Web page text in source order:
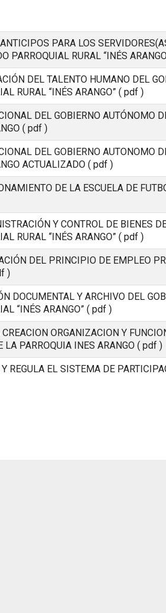
PARA LOS
PARROQUIAL RURAL “INÉS
DEL TALENTO HUMANO DEL
RURAL “INÉS ARANGO” ( pdf )
DEL GOBIERNO AUTÓNOMO
( pdf )
DEL GOBIERNO AUTONOMO
ACTUALIZADO ( pdf )
DE LA ESCUELA DE
Y CONTROL DE BIENES
RURAL “INÉS ARANGO” ( pdf )
DEL PRINCIPIO DE EMPLEO
)
DOCUMENTAL Y ARCHIVO DEL
“INÉS ARANGO” ( pdf )
CREACION ORGANIZACION Y
LA PARROQUIA INES ARANGO ( pdf )
REGULA EL SISTEMA DE